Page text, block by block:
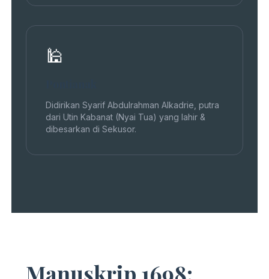
🕌
Didirikan Syarif Abdulrahman Alkadrie, putra
dari Utin Kabanat (Nyai Tua) yang lahir &
dibesarkan di Sekusor.
Manuskrip 1698: